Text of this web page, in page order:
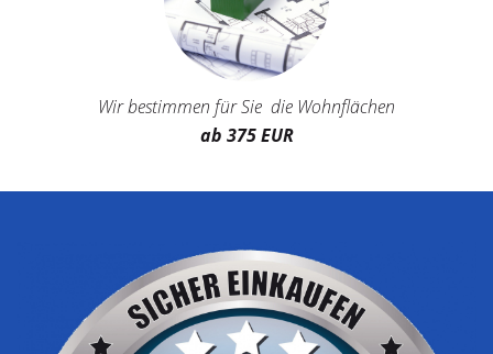
Wir bestimmen für Sie die Wohnflächen
ab 375 EUR